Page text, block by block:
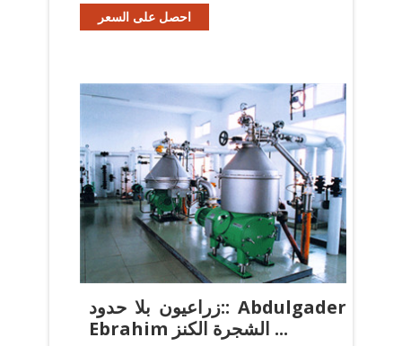
احصل على السعر
زراعيون بلا حدود:: Abdulgader
Ebrahim الشجرة الكنز ...